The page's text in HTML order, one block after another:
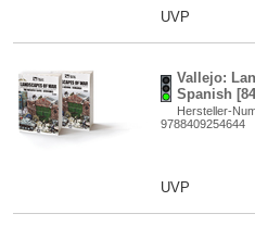
UVP
Vallejo:
Spanish
Hersteller-
9788409254644
UVP